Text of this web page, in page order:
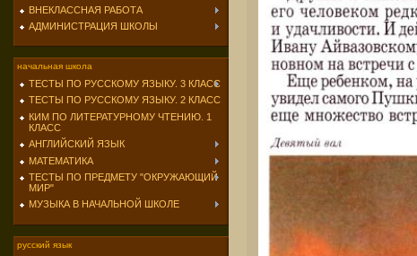
ВНЕКЛАССНАЯ РАБОТА
АДМИНИСТРАЦИЯ ШКОЛЫ
начальная школа
ТЕСТЫ ПО РУССКОМУ ЯЗЫКУ. 3 КЛАСС
ТЕСТЫ ПО РУССКОМУ ЯЗЫКУ. 2 КЛАСС
КИМ ПО ЛИТЕРАТУРНОМУ ЧТЕНИЮ. 1
КЛАСС
АНГЛИЙСКИЙ ЯЗЫК
МАТЕМАТИКА
ТЕСТЫ ПО ПРЕДМЕТУ "ОКРУЖАЮЩИЙ
МИР"
МУЗЫКА В НАЧАЛЬНОЙ ШКОЛЕ
русский язык